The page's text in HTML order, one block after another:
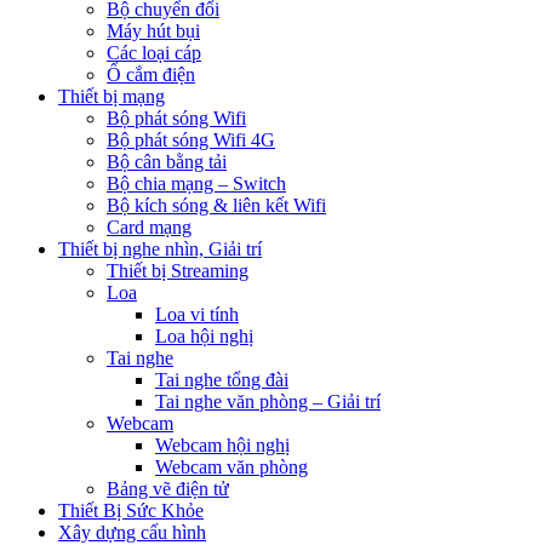
Bộ chuyển đổi
Máy hút bụi
Các loại cáp
Ổ cắm điện
Thiết bị mạng
Bộ phát sóng Wifi
Bộ phát sóng Wifi 4G
Bộ cân bằng tải
Bộ chia mạng – Switch
Bộ kích sóng & liên kết Wifi
Card mạng
Thiết bị nghe nhìn, Giải trí
Thiết bị Streaming
Loa
Loa vi tính
Loa hội nghị
Tai nghe
Tai nghe tổng đài
Tai nghe văn phòng – Giải trí
Webcam
Webcam hội nghị
Webcam văn phòng
Bảng vẽ điện tử
Thiết Bị Sức Khỏe
Xây dựng cấu hình